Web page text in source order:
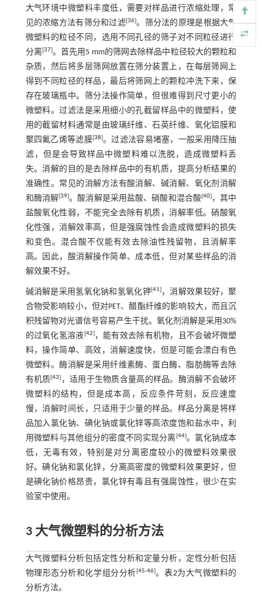
大气环境中微塑料丰度低，需要对样品进行浓缩处理，常
见的浓缩方法有筛分和过滤[36]。筛分法的原理是根据大气
微塑料的粒径不同，选用不同孔径的筛子对不同粒径进行
分离[37]。首先用5 mm的筛网去除样品中粒径较大的颗粒和
杂质，然后将多层筛网放置在筛分装置上，在每层筛网上
得到不同粒径的样品，最后将筛网上的颗粒冲洗下来，保
存在玻璃瓶中。筛分法操作简单，但很难得到尺寸更小的
微塑料。过滤法是采用细小的孔截留样品中的微塑料，使
用的截留材料通常是由玻璃纤维、石英纤维、氧化铝膜和
聚四氟乙烯等滤膜[38]。过滤法容易堵塞，一般采用降压抽
滤，但是会导致样品中微塑料难以洗脱，造成微塑料丢
失。消解的目的是去除样品中的有机质，提高分析结果的
准确性。常见的消解方法有酸消解、碱消解、氧化剂消解
和酶消解[39]。酸消解是采用盐酸、硝酸和混合酸[40] ，其中
盐酸氧化性弱，不能完全去除有机质，消解率低。硝酸氧
化性强，消解效率高，但是强腐蚀性会造成微塑料的损失
和变色。混合酸不仅能有效去除油性残留物，且消解率
高。因此，酸消解操作简单、成本低，但对某些样品的消
解效果不好。
碱消解是采用氢氧化钠和氢氧化钾[41]，消解效果较好，聚
合物受影响较小，但对PET、醋酯纤维的影响较大，而且沉
积残留物对光谱信号容易产生干扰。氧化剂消解是采用30%
的过氧化氢溶液 [42]，能有效去除有机物，且不会破坏微塑
料，操作简单、高效，消解速度快，但是可能会漂白有色
微塑料。酶消解是采用纤维素酶、蛋白酶、脂肪酶等去除
有机质[43] ，适用于生物质含量高的样品。酶消解不会破坏
微塑料的结构，但是成本高，反应条件苛刻，反应速度
慢，消解时间长，只适用于少量的样品。样品分离是将样
品加入氯化钠、碘化钠或氯化锌等高浓度饱和盐水中，利
用微塑料与其他组分的密度不同实现分离 [44]。氯化钠成本
低，无毒有效，特别是对分离密度较小的微塑料效果很
好。碘化钠和氯化锌，分离高密度的微塑料效果更好，但
是碘化钠价格昂贵，氯化锌有毒且有强腐蚀性，很少在实
验室中使用。
3 大气微塑料的分析方法
大气微塑料分析包括定性分析和定量分析，定性分析包括
物理形态分析和化学组分分析[45-46]。 表2为大气微塑料的
分析方法。